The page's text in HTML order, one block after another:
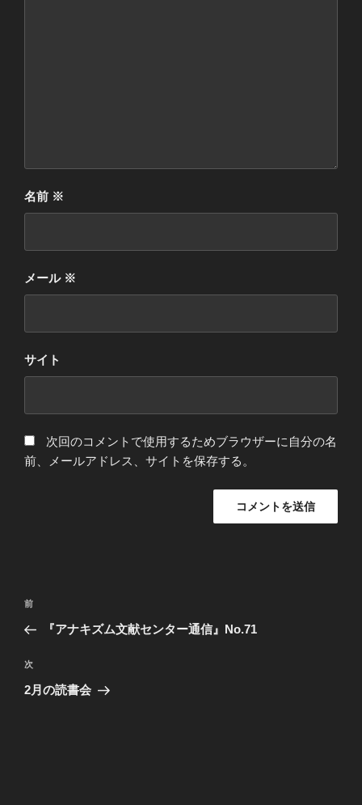
名前 ※
メール ※
サイト
次回のコメントで使用するためブラウザーに自分の名
前、メールアドレス、サイトを保存する。
投
ナ
ビ
ゲ
前
の
稿
前
『アナキズム文献センター通信』No.71
次
の
次
2月の読書会